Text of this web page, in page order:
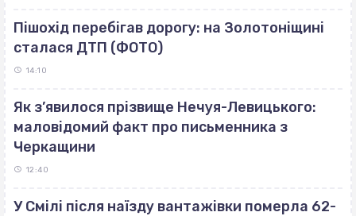
Пішохід перебігав дорогу: на Золотоніщині
сталася ДТП (ФОТО)
14:10
Як з’явилося прізвище Нечуя-Левицького:
маловідомий факт про письменника з
Черкащини
12:40
У Смілі після наїзду вантажівки померла 62-